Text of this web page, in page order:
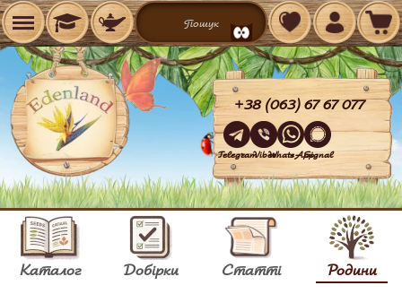
TelegramViberWhatsAppSignal
+38 (063) 67 67 077
Каталог Добірки Статті Родини